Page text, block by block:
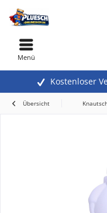
Kostenloser
Menü
Übersicht